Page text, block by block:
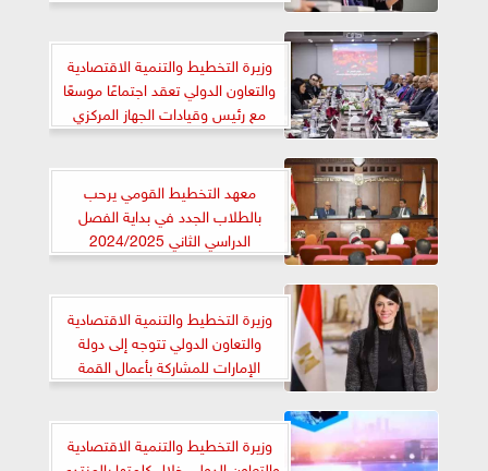
وزيرة التخطيط والتنمية الاقتصادية
والتعاون الدولي تعقد اجتماعًا موسعًا
مع رئيس وقيادات الجهاز المركزي
للتعبئة العامة والإحصاء لمتابعة جهود
معهد التخطيط القومي يرحب
بالطلاب الجدد في بداية الفصل
الدراسي الثاني 2024/2025
وزيرة التخطيط والتنمية الاقتصادية
والتعاون الدولي تتوجه إلى دولة
الإمارات للمشاركة بأعمال القمة
العالمية للحكومات 2025
وزيرة التخطيط والتنمية الاقتصادية